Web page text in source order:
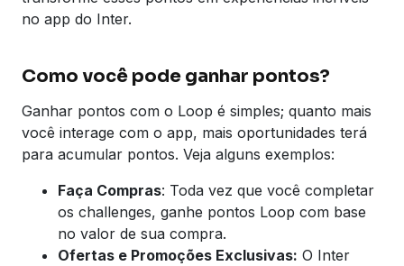
no app do Inter.
Como você pode ganhar pontos?
Ganhar pontos com o Loop é simples; quanto mais
você interage com o app, mais oportunidades terá
para acumular pontos. Veja alguns exemplos:
Faça Compras: Toda vez que você completar
os challenges, ganhe pontos Loop com base
no valor de sua compra.
Ofertas e Promoções Exclusivas: O Inter